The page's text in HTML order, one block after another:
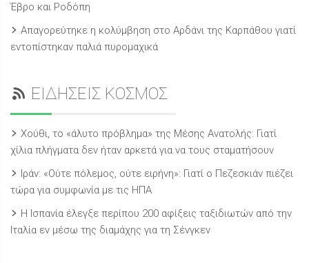
Έβρο και Ροδόπη
Απαγορεύτηκε η κολύμβηση στο Αρδάνι της Καρπάθου γιατί
εντοπίστηκαν παλιά πυρομαχικά
ΕΙΔΗΣΕΙΣ ΚΟΣΜΟΣ
Χούθι, το «άλυτο πρόβλημα» της Μέσης Ανατολής: Γιατί
χίλια πλήγματα δεν ήταν αρκετά για να τους σταματήσουν
Ιράν: «Ούτε πόλεμος, ούτε ειρήνη»: Γιατί ο Πεζεσκιάν πιέζει
τώρα για συμφωνία με τις ΗΠΑ
Η Ισπανία έλεγξε περίπου 200 αφίξεις ταξιδιωτών από την
Ιταλία εν μέσω της διαμάχης για τη Σένγκεν